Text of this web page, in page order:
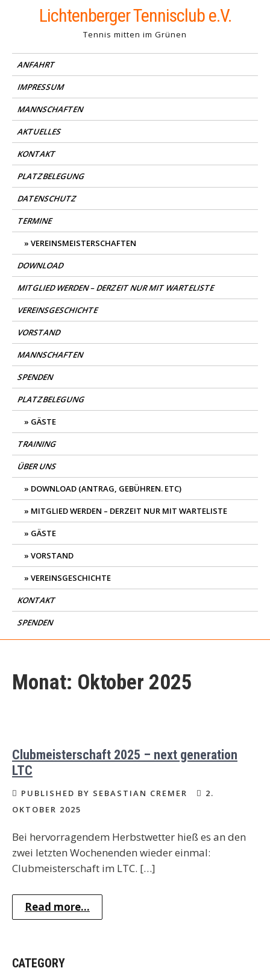
Lichtenberger Tennisclub e.V.
Tennis mitten im Grünen
ANFAHRT
IMPRESSUM
MANNSCHAFTEN
AKTUELLES
KONTAKT
PLATZBELEGUNG
DATENSCHUTZ
TERMINE
VEREINSMEISTERSCHAFTEN
DOWNLOAD
MITGLIED WERDEN – DERZEIT NUR MIT WARTELISTE
VEREINSGESCHICHTE
VORSTAND
MANNSCHAFTEN
SPENDEN
PLATZBELEGUNG
GÄSTE
TRAINING
ÜBER UNS
DOWNLOAD (ANTRAG, GEBÜHREN. ETC)
MITGLIED WERDEN – DERZEIT NUR MIT WARTELISTE
GÄSTE
VORSTAND
VEREINSGESCHICHTE
KONTAKT
SPENDEN
Monat: Oktober 2025
Clubmeisterschaft 2025 – next generation
LTC
PUBLISHED BY SEBASTIAN CREMER
2.
OKTOBER 2025
Bei hervorragendem Herbstwetter hieß es an den
zwei letzten Wochenenden wieder einmal:
Clubmeisterschaft im LTC. […]
Read more...
CATEGORY